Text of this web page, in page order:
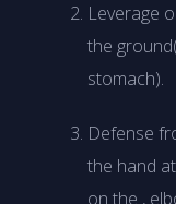
Leverage
the
stomach).
Defense
the hand
on the ,